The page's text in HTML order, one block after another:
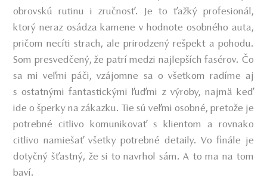
obrovskú rutinu i zručnosť. Je to ťažký profesionál,
ktorý neraz osádza kamene v hodnote osobného auta,
pričom necíti strach, ale prirodzený rešpekt a pohodu.
Som presvedčený, že patrí medzi najlepších fasérov. Čo
sa mi veľmi páči, vzájomne sa o všetkom radíme aj
s ostatnými fantastickými ľuďmi z výroby, najmä keď
ide o šperky na zákazku. Tie sú veľmi osobné, pretože je
potrebné citlivo komunikovať s klientom a rovnako
citlivo namiešať všetky potrebné detaily. Vo finále je
dotyčný šťastný, že si to navrhol sám. A to ma na tom
baví.